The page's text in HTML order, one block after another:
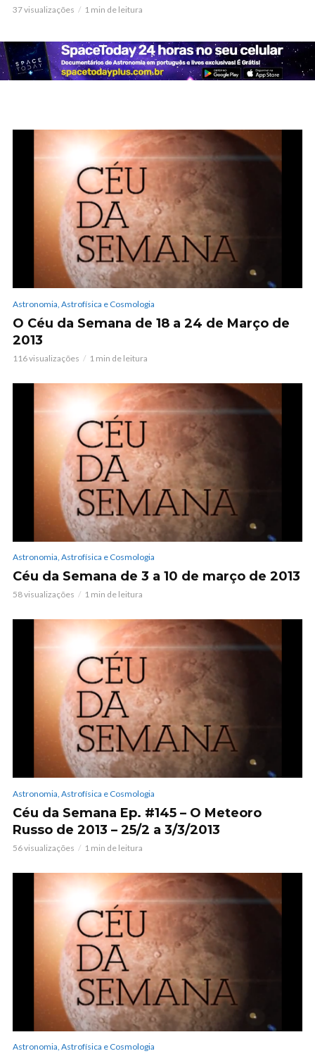
37 visualizações 1 min de leitura
Astronomia, Astrofísica e Cosmologia
O Céu da Semana de 18 a 24 de Março de
2013
116 visualizações 1 min de leitura
Astronomia, Astrofísica e Cosmologia
Céu da Semana de 3 a 10 de março de 2013
58 visualizações 1 min de leitura
Astronomia, Astrofísica e Cosmologia
Céu da Semana Ep. #145 – O Meteoro
Russo de 2013 – 25/2 a 3/3/2013
56 visualizações 1 min de leitura
Astronomia, Astrofísica e Cosmologia